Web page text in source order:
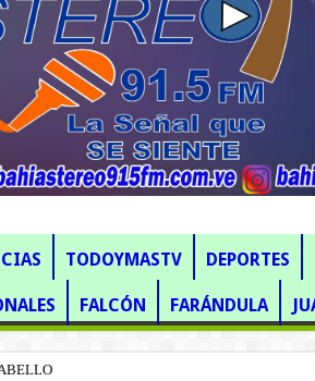
TODOYMASTV DEPORTES
FALCÓN FARÁNDULA